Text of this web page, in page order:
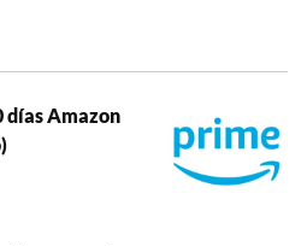
días Amazon